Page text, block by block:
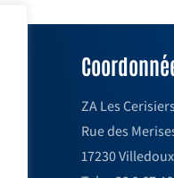
ZA Les
Rue des
17230